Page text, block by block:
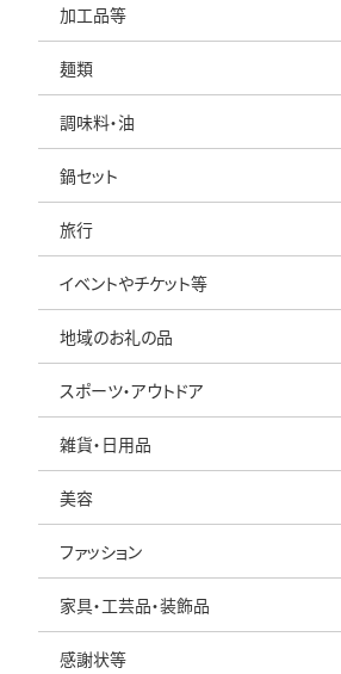
加工品等
麺類
調味料・油
鍋セット
旅行
イベントやチケット等
地域のお礼の品
スポーツ・アウトドア
雑貨・日用品
美容
ファッション
家具・工芸品・装飾品
感謝状等